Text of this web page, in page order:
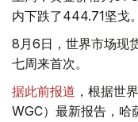
内下跌了444.71坚戈。
8月6日，世界市场现
七周来首次。
据此前报道 ，根据世
WGC）最新报告，哈